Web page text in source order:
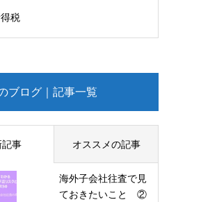
税
ブログ｜記事一覧
記事 オススメの記事
海外子会社往査で見
ておきたいこと ②